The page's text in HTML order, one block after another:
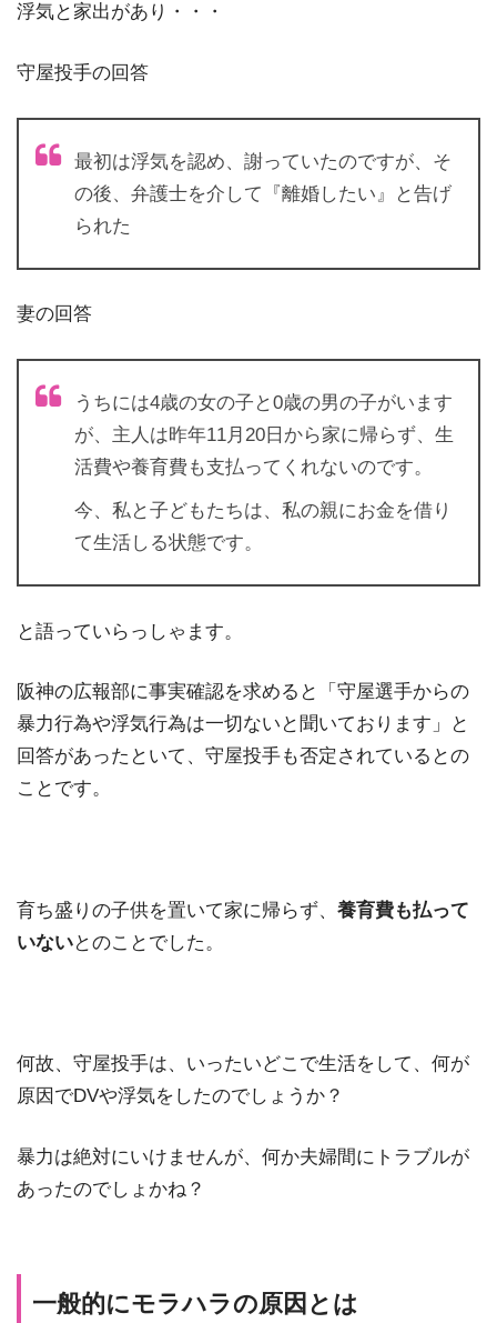
浮気と家出があり・・・
守屋投手の回答
最初は浮気を認め、謝っていたのですが、そ
の後、弁護士を介して『離婚したい』と告げ
られた
妻の回答
うちには4歳の女の子と0歳の男の子がいます
が、主人は昨年11月20日から家に帰らず、生
活費や養育費も支払ってくれないのです。
今、私と子どもたちは、私の親にお金を借り
て生活しる状態です。
と語っていらっしゃます。
阪神の広報部に事実確認を求めると「守屋選手からの
暴力行為や浮気行為は一切ないと聞いております」と
回答があったといて、守屋投手も否定されているとの
ことです。
育ち盛りの子供を置いて家に帰らず、 養育費も払って
いないとのことでした。
何故、守屋投手は、いったいどこで生活をして、何が
原因でDVや浮気をしたのでしょうか？
暴力は絶対にいけませんが、何か夫婦間にトラブルが
あったのでしょかね？
一般的にモラハラの原因とは